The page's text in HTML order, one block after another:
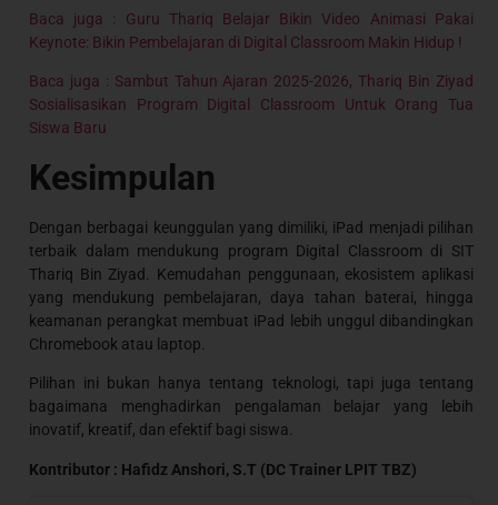
Baca juga : Guru Thariq Belajar Bikin Video Animasi Pakai
Keynote: Bikin Pembelajaran di Digital Classroom Makin Hidup !
Baca juga : Sambut Tahun Ajaran 2025-2026, Thariq Bin Ziyad
Sosialisasikan Program Digital Classroom Untuk Orang Tua
Siswa Baru
Kesimpulan
Dengan berbagai keunggulan yang dimiliki, iPad menjadi pilihan
terbaik dalam mendukung program Digital Classroom di SIT
Thariq Bin Ziyad. Kemudahan penggunaan, ekosistem aplikasi
yang mendukung pembelajaran, daya tahan baterai, hingga
keamanan perangkat membuat iPad lebih unggul dibandingkan
Chromebook atau laptop.
Pilihan ini bukan hanya tentang teknologi, tapi juga tentang
bagaimana menghadirkan pengalaman belajar yang lebih
inovatif, kreatif, dan efektif bagi siswa.
Kontributor : Hafidz Anshori, S.T (DC Trainer LPIT TBZ)